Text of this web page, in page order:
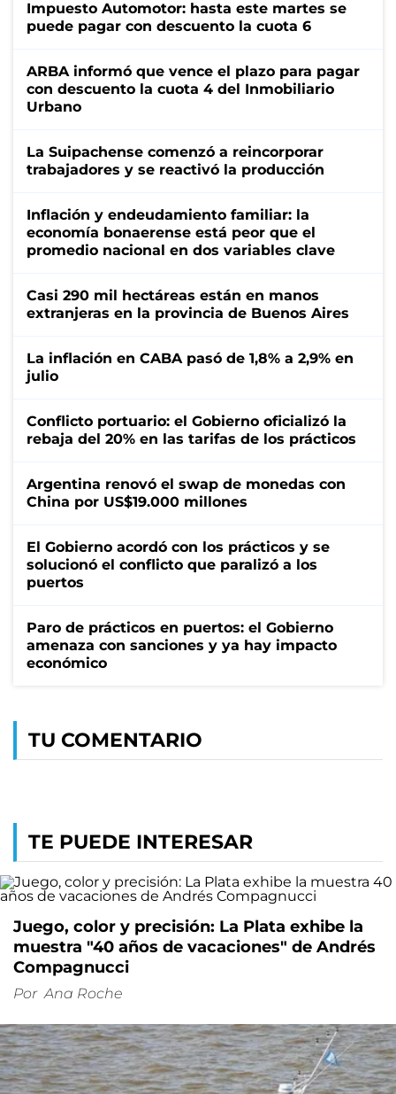
Impuesto Automotor: hasta este martes se
puede pagar con descuento la cuota 6
ARBA informó que vence el plazo para pagar
con descuento la cuota 4 del Inmobiliario
Urbano
La Suipachense comenzó a reincorporar
trabajadores y se reactivó la producción
Inflación y endeudamiento familiar: la
economía bonaerense está peor que el
promedio nacional en dos variables clave
Casi 290 mil hectáreas están en manos
extranjeras en la provincia de Buenos Aires
La inflación en CABA pasó de 1,8% a 2,9% en
julio
Conflicto portuario: el Gobierno oficializó la
rebaja del 20% en las tarifas de los prácticos
Argentina renovó el swap de monedas con
China por US$19.000 millones
El Gobierno acordó con los prácticos y se
solucionó el conflicto que paralizó a los
puertos
Paro de prácticos en puertos: el Gobierno
amenaza con sanciones y ya hay impacto
económico
TU COMENTARIO
TE PUEDE INTERESAR
Juego, color y precisión: La Plata exhibe la
muestra "40 años de vacaciones" de Andrés
Compagnucci
Por Ana Roche